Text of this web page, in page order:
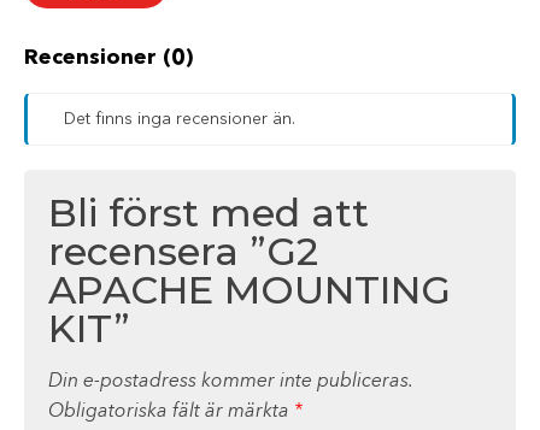
Recensioner (0)
Det finns inga recensioner än.
Bli först med att
recensera ”G2
APACHE MOUNTING
KIT”
Din e-postadress kommer inte publiceras.
Obligatoriska fält är märkta *